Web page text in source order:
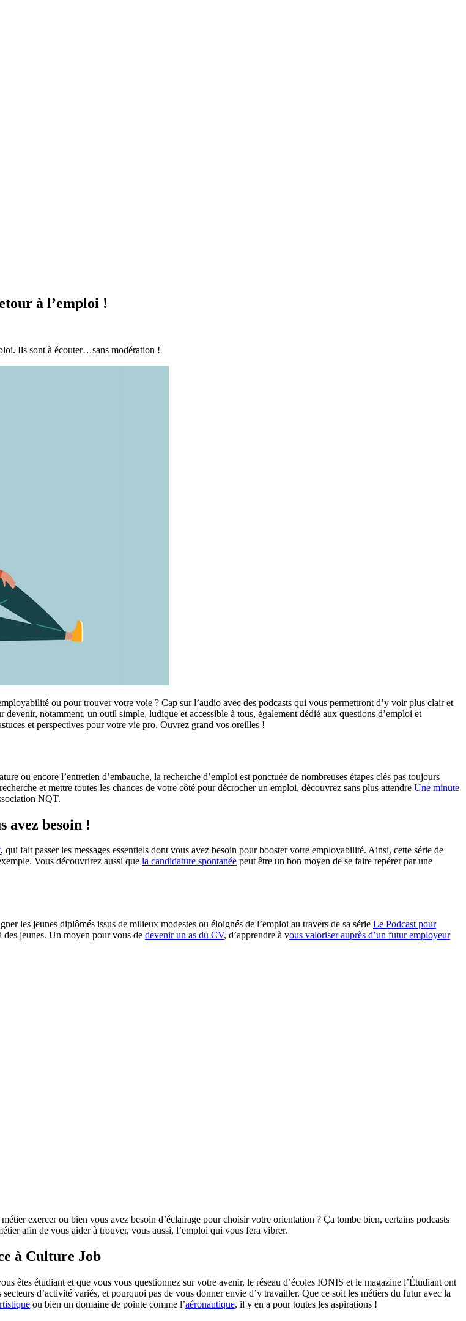
à l’emploi !
Ils sont à écouter…sans modération !
ou pour trouver votre voie ? Cap sur l’audio avec des podcasts qui vous permettront d’y voir plus clair et
notamment, un outil simple, ludique et accessible à tous, également dédié aux questions d’emploi et
et perspectives pour votre vie pro. Ouvrez grand vos oreilles !
ou encore l’entretien d’embauche, la recherche d’emploi est ponctuée de nombreuses étapes clés pas toujours
et mettre toutes les chances de votre côté pour décrocher un emploi, découvrez sans plus attendre Une minute
NQT.
avez besoin !
, qui fait passer les messages essentiels dont vous avez besoin pour booster votre employabilité. Ainsi, cette série de
Vous découvrirez aussi que la candidature spontanée peut être un bon moyen de se faire repérer par une
les jeunes diplômés issus de milieux modestes ou éloignés de l’emploi au travers de sa série Le Podcast pour
jeunes. Un moyen pour vous de devenir un as du CV, d’apprendre à vous valoriser auprès d’un futur employeur
exercer ou bien vous avez besoin d’éclairage pour choisir votre orientation ? Ça tombe bien, certains podcasts
afin de vous aider à trouver, vous aussi, l’emploi qui vous fera vibrer.
à Culture Job
êtes étudiant et que vous vous questionnez sur votre avenir, le réseau d’écoles IONIS et le magazine l’Étudiant ont
d’activité variés, et pourquoi pas de vous donner envie d’y travailler. Que ce soit les métiers du futur avec la
ou bien un domaine de pointe comme l’aéronautique, il y en a pour toutes les aspirations !